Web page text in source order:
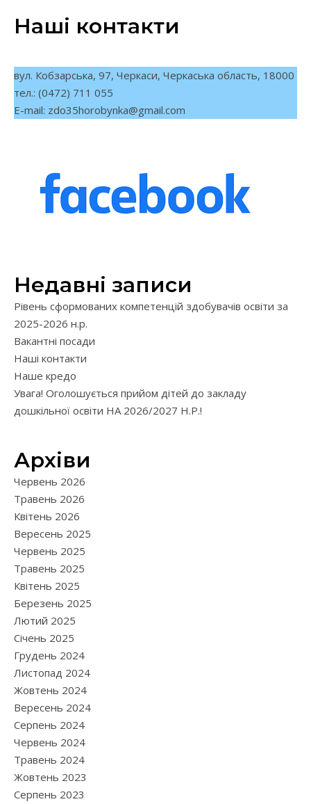
Наші контакти
вул. Кобзарська, 97, Черкаси, Черкаська область, 18000
тел.: (0472) 711 055
E-mail: zdo35horobynka@gmail.com
Недавні записи
Рівень сформованих компетенцій здобувачів освіти за
2025-2026 н.р.
Вакантні посади
Наші контакти
Наше кредо
Увага! Оголошується прийом дітей до закладу
дошкільної освіти НА 2026/2027 Н.Р.!
Архіви
Червень 2026
Травень 2026
Квітень 2026
Вересень 2025
Червень 2025
Травень 2025
Квітень 2025
Березень 2025
Лютий 2025
Січень 2025
Грудень 2024
Листопад 2024
Жовтень 2024
Вересень 2024
Серпень 2024
Червень 2024
Травень 2024
Жовтень 2023
Серпень 2023